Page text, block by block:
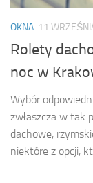
OKNA 11
Rolety
noc w
Wybór
zwłaszcza w tak
dachowe,
niektóre z opcji,